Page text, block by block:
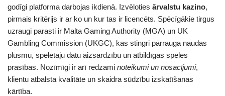
godīgi platforma darbojas ikdienā. Izvēloties ārvalstu kazino,
pirmais kritērijs ir ar ko un kur tas ir licencēts. Spēcīgākie tirgus
uzraugi parasti ir Malta Gaming Authority (MGA) un UK
Gambling Commission (UKGC), kas stingri pārrauga naudas
plūsmu, spēlētāju datu aizsardzību un atbildīgas spēles
prasības. Nozīmīgi ir arī redzami noteikumi un nosacījumi,
klientu atbalsta kvalitāte un skaidra sūdzību izskatīšanas
kārtība.